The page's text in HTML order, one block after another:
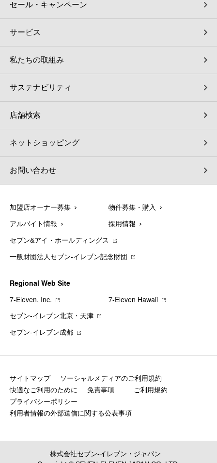
セール・キャンペーン
サービス
私たちの取組み
サステナビリティ
店舗検索
ネットショッピング
お問い合わせ
加盟店オーナー募集 物件募集・購入
アルバイト情報 採用情報
セブン&アイ・ホールディングス
一般財団法人セブン-イレブン記念財団
Regional Web Site
7‐Eleven, Inc.
7‐Eleven Hawaii
セブン‐イレブン北京・天津
セブン‐イレブン成都
サイトマップ
ソーシャルメディアのご利用規約
快適なご利用のために
免責事項
ご利用規約
プライバシーポリシー
利用者情報の外部送信に関する公表事項
株式会社セブン‐イレブン・ジャパン